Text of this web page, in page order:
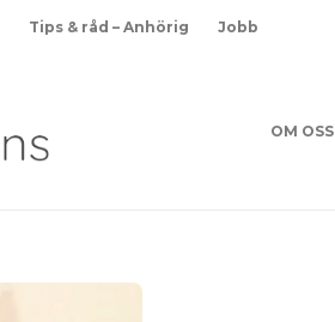
Tips & råd – Anhörig Jobb
OM OSS